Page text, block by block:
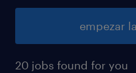
empezar
20 jobs found for you